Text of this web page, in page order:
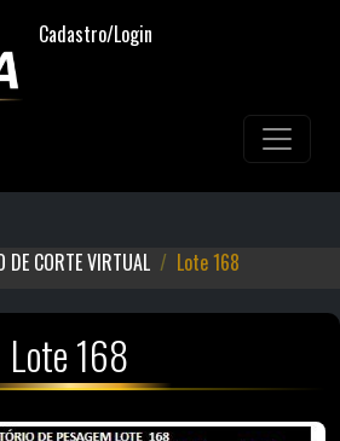
Cadastro/Login
DE CORTE VIRTUAL Lote 168
Lote 168